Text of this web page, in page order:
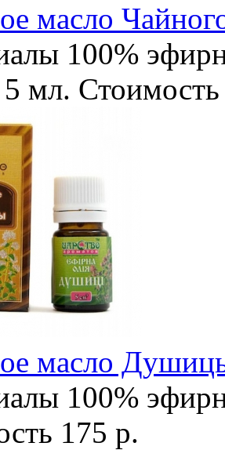
масло
100%
5 мл. Стоимость
масло
100%
175 р.